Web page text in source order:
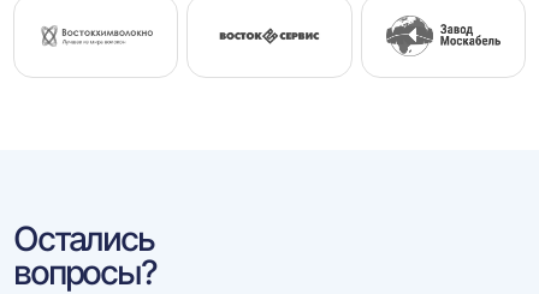
Остались
вопросы?